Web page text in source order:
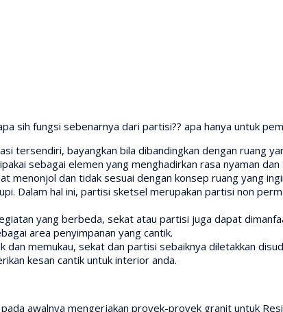
sih fungsi sebenarnya dari partisi?? apa hanya untuk
tersendiri, bayangkan bila dibandingkan dengan ruang
sebagai elemen yang menghadirkan rasa nyaman dan
menonjol dan tidak sesuai dengan konsep ruang yang
Dalam hal ini, partisi sketsel merupakan partisi non
yang berbeda, sekat atau partisi juga dapat
area penyimpanan yang cantik.
memukau, sekat dan partisi sebaiknya diletakkan
kesan cantik untuk interior anda.
awalnya mengerjakan proyek-proyek granit untuk